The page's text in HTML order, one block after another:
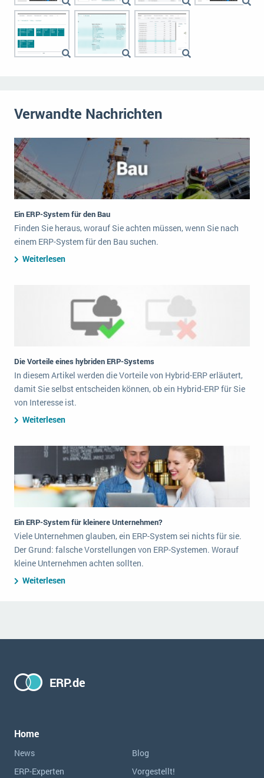
Verwandte Nachrichten
Ein ERP-System für den Bau
Finden Sie heraus, worauf Sie achten müssen, wenn Sie nach
einem ERP-System für den Bau suchen.
Weiterlesen
Die Vorteile eines hybriden ERP-Systems
In diesem Artikel werden die Vorteile von Hybrid-ERP erläutert,
damit Sie selbst entscheiden können, ob ein Hybrid-ERP für Sie
von Interesse ist.
Weiterlesen
Ein ERP-System für kleinere Unternehmen?
Viele Unternehmen glauben, ein ERP-System sei nichts für sie.
Der Grund: falsche Vorstellungen von ERP-Systemen. Worauf
kleine Unternehmen achten sollten.
Weiterlesen
ERP.de
Home
News
Blog
ERP-Experten
Vorgestellt!